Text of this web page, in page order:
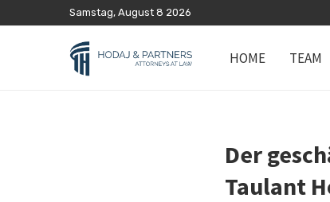
Samstag, August 8 2026
HOME TEAM
Der
Taulant